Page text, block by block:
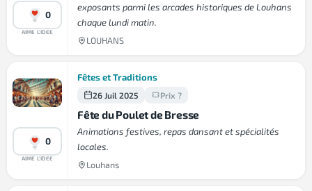
0
AIME L'IDEE
exposants parmi les arcades historiques de Louhans
chaque lundi matin.
LOUHANS
0
AIME L'IDEE
Fêtes et Traditions
26 Juil 2025 Prix ?
Fête du Poulet de Bresse
Animations festives, repas dansant et spécialités
locales.
Louhans